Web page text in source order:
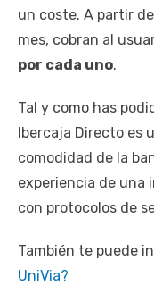
un coste. A partir
mes, cobran al
por cada uno.
Tal y como has
Ibercaja Directo es
comodidad de la
experiencia de una
con protocolos de
También te puede
UniVia?